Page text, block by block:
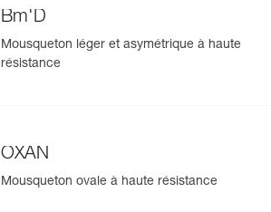
Bm'D
Mousqueton léger et asymétrique à haute
résistance
OXAN
Mousqueton ovale à haute résistance